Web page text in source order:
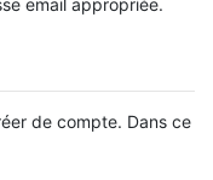
email appropriée.
de compte. Dans ce